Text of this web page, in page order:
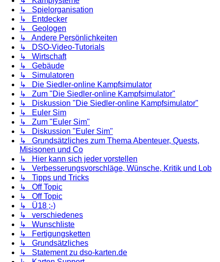
↳ Spielorganisation
↳ Entdecker
↳ Geologen
↳ Andere Persönlichkeiten
↳ DSO-Video-Tutorials
↳ Wirtschaft
↳ Gebäude
↳ Simulatoren
↳ Die Siedler-online Kampfsimulator
↳ Zum "Die Siedler-online Kampfsimulator"
↳ Diskussion "Die Siedler-online Kampfsimulator"
↳ Euler Sim
↳ Zum "Euler Sim"
↳ Diskussion "Euler Sim"
↳ Grundsätzliches zum Thema Abenteuer, Quests,
Misisonen und Co
↳ Hier kann sich jeder vorstellen
↳ Verbesserungsvorschläge, Wünsche, Kritik und Lob
↳ Tipps und Tricks
↳ Off Topic
↳ Off Topic
↳ Ü18 ;-)
↳ verschiedenes
↳ Wunschliste
↳ Fertigungsketten
↳ Grundsätzliches
↳ Statement zu dso-karten.de